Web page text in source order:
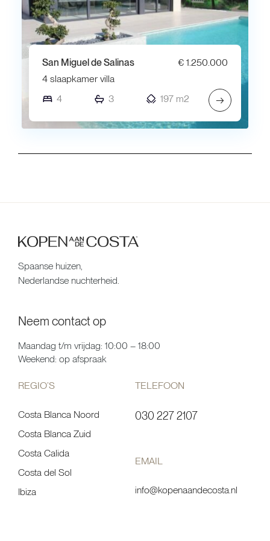
San Miguel de Salinas
€ 1.250.000
4 slaapkamer villa
4
3 197 m2 →
Spaanse huizen,
Nederlandse nuchterheid.
Neem contact op
Maandag t/m vrijdag: 10:00 – 18:00
Weekend: op afspraak
REGIO’S
Costa Blanca Noord
Costa Blanca Zuid
Costa Calida
Costa del Sol
Ibiza
TELEFOON
030 227 2107
EMAIL
info@kopenaandecosta.nl